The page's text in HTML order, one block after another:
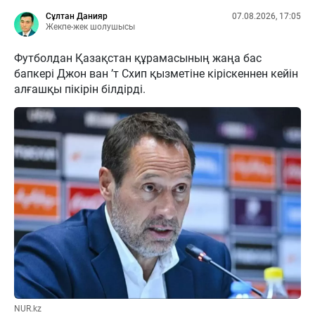
Сұлтан Данияр
Жекпе-жек шолушысы
07.08.2026, 17:05
Футболдан Қазақстан құрамасының жаңа бас
бапкері Джон ван ’т Схип қызметіне кіріскеннен кейін
алғашқы пікірін білдірді.
NUR.kz